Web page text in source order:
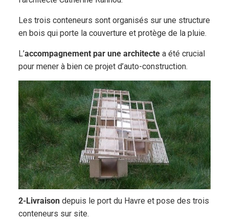
Les trois conteneurs sont organisés sur une structure
en bois qui porte la couverture et protège de la pluie.
L’accompagnement par une architectea été crucial
pour mener à bien ce projet d’auto-construction.
2-Livraisondepuis le port du Havre et pose des trois
conteneurs sur site.